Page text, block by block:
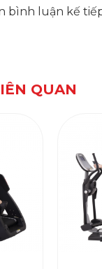
bình luận kế
QUAN